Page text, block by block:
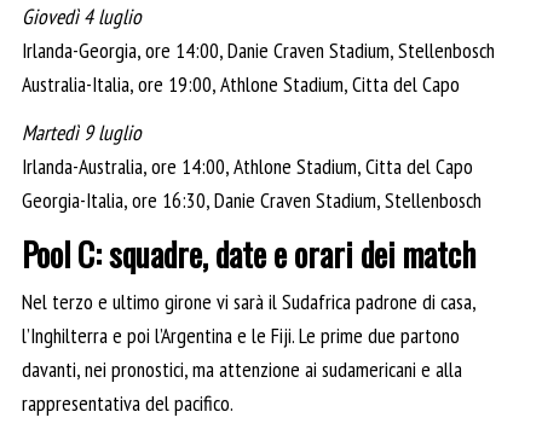
Giovedì 4 luglio
Irlanda-Georgia, ore 14:00, Danie Craven Stadium, Stellenbosch
Australia-Italia, ore 19:00, Athlone Stadium, Citta del Capo
Martedì 9 luglio
Irlanda-Australia, ore 14:00, Athlone Stadium, Citta del Capo
Georgia-Italia, ore 16:30, Danie Craven Stadium, Stellenbosch
Pool C: squadre, date e orari dei match
Nel terzo e ultimo girone vi sarà il Sudafrica padrone di casa,
l’Inghilterra e poi l’Argentina e le Fiji. Le prime due partono
davanti, nei pronostici, ma attenzione ai sudamericani e alla
rappresentativa del pacifico.